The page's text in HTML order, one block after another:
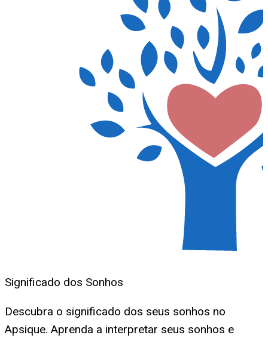
Significado dos Sonhos
Descubra o significado dos seus sonhos no
Apsique. Aprenda a interpretar seus sonhos e